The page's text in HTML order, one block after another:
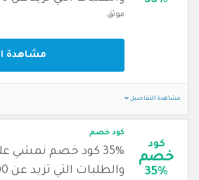
موثق
مشاهدة
مشاهدة التفاصيل
كود
خصم
35%
كود خصم
35% كود خصم نمشي
والطلبات التي تزيد عن 1000 درهم